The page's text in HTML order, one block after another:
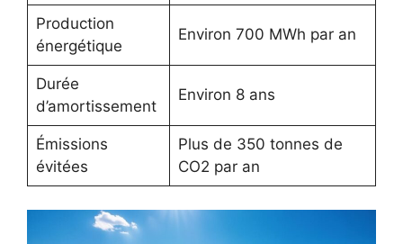
Production
énergétique
Environ 700 MWh par an
Durée
d’amortissement
Environ 8 ans
Émissions
évitées
Plus de 350 tonnes de
CO2 par an